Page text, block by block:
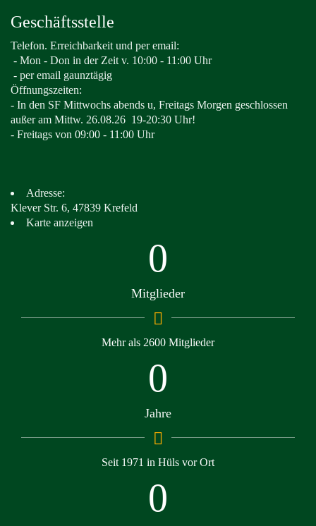
Geschäftsstelle
Telefon. Erreichbarkeit und per email:
- Mon - Don in der Zeit v. 10:00 - 11:00 Uhr
- per email gaunztägig
Öffnungszeiten:
- In den SF Mittwochs abends u, Freitags Morgen geschlossen
außer am Mittw. 26.08.26 19-20:30 Uhr!
- Freitags von 09:00 - 11:00 Uhr
Adresse:
Klever Str. 6, 47839 Krefeld
Karte anzeigen
0
Mitglieder
Mehr als 2600 Mitglieder
0
Jahre
Seit 1971 in Hüls vor Ort
0